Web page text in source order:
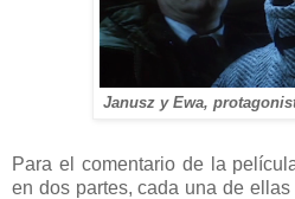
Janusz y Ewa,
Para el comentario de la
en dos partes, cada una de